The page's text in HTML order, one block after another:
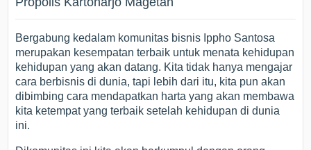
Bergabung kedalam komunitas bisnis Ippho Santosa
merupakan kesempatan terbaik untuk menata kehidupan
kehidupan yang akan datang. Kita tidak hanya mengajar
cara berbisnis di dunia, tapi lebih dari itu, kita pun akan
dibimbing cara mendapatkan harta yang akan membawa
kita ketempat yang terbaik setelah kehidupan di dunia
ini.